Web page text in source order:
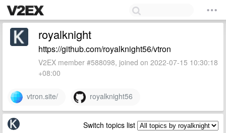
royalknight
https://github.com/royalknight56/vtron
V2EX member #588098, joined on 2022-07-15 10:30:18
+08:00
vtron.site/ royalknight56
Switch topics list